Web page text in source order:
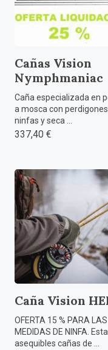
Cañas Vision
Nymphmaniac
Caña especializada en
a mosca con
ninfas y seca ...
337,40 €
Caña Vision
OFERTA 15 % PARA LAS
MEDIDAS DE NINFA.
asequibles cañas de ...